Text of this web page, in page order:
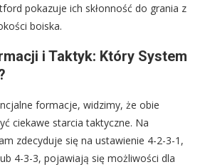
pokazuje ich skłonność do grania z
boiska.
i Taktyk: Który System
formacje, widzimy, że obie
ciekawe starcia taktyczne. Na
zdecyduje się na ustawienie 4-2-3-1,
4-3-3, pojawiają się możliwości dla